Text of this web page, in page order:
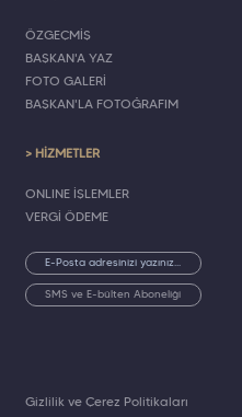
ÖZGEÇMİŞ
BAŞKAN'A YAZ
FOTO GALERİ
BAŞKAN'LA FOTOĞRAFIM
> HİZMETLER
ONLINE İŞLEMLER
VERGİ ÖDEME
SMS ve E-bülten Aboneliği
Gizlilik ve Çerez Politikaları